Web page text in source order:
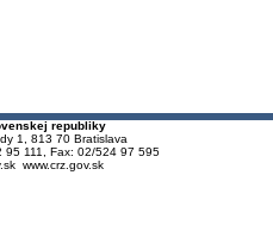
republiky
1, 813 70 Bratislava
95 111, Fax: 02/524 97 595
www.crz.gov.sk